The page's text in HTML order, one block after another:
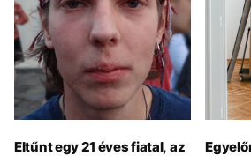
Eltűnt egy 21 éves fiatal, az